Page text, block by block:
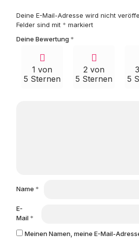
Deine E-Mail-Adresse wird nicht
Felder sind mit * markiert
Deine Bewertung *
1 von
5 Sternen
2 von
5 Sternen
5
Name *
E-
Mail *
Meinen Namen, meine E-Mail-